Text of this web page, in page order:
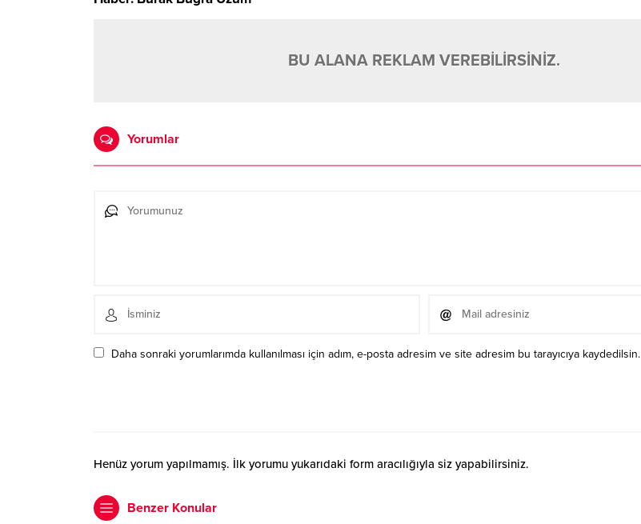
BU ALANA REKLAM VEREBİLİRSİNİZ.
Yorumlar
Daha sonraki yorumlarımda kullanılması için adım, e-posta adresim ve site adresim bu tarayıcıya kaydedilsin.
Henüz yorum yapılmamış. İlk yorumu yukarıdaki form aracılığıyla siz yapabilirsiniz.
Benzer Konular